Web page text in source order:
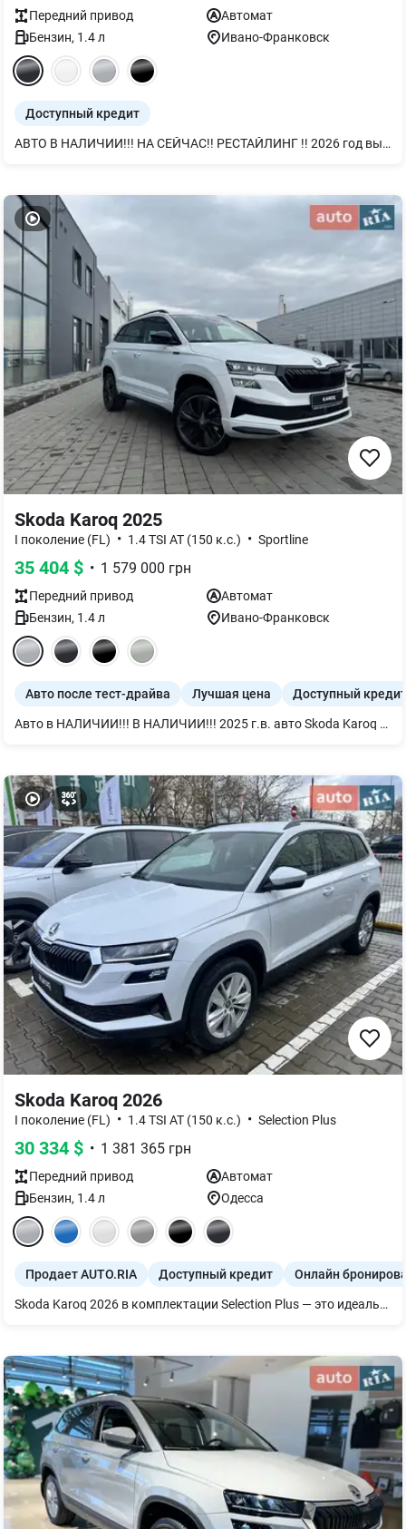
Передний привод
Автомат
Бензин, 1.4л Ивано-Франковск
Доступный кредит
АВТО В НАЛИЧИИ!!! НА СЕЙЧАС!! РЕСТАЙЛИНГ !! 2026 год выпуска. 2026 год Skoda Octavia NEW SELECTION + 1.4 TSI 110 KW, 150 л.с. 8 ст. Автоматическая КПП AISIN, В сером цвете металлик Graphite Crey 5X5X Дополнительные опции: - Задний и передний парктроник "PARK DISTANCE CONTROL" - Виртуальная панель приборов - Выбор профиля вождения "DRIVING MODE SELECTION" - автоматическое переключение дальний ближний свет За более подробной информацией обращайтесь по номеру телефона.
Skoda Karoq 2025
I поколение (FL) • 1.4 TSI AT (150 к.с.) • Sportline
35 404 $ • 1 579 000 грн
Передний привод
Автомат
Бензин, 1.4л Ивано-Франковск
Авто после тест-драйва Лучшая цена Доступный кредит
Авто в НАЛИЧИИ!!! В НАЛИЧИИ!!! 2025 г.в. авто Skoda Karoq SPORTLINE 1.4TSI 110kw / 150 л.с. 8 AT гидротрансформатор AISIN (Автоматическая КПП) в белом цвете металлик MOON 2Y2Y Авто из тестового парка SPORTLINE с дополнительными опциями: – Электрический багажник Виртуальная педаль с взмахом ноги – Лобовое стекло с подогревом – Подогрев передних и задних сидений – Панорамный люк Стоимость авто 1 579 000 грн с НДС. Мы работаем, свет есть (если нет, то у нас работает генератор). За более подробной информацией обращайтесь по номеру телефона
Skoda Karoq 2026
I поколение (FL) • 1.4 TSI AT (150 к.с.) • Selection Plus
30 334 $ • 1 381 365 грн
Передний привод
Автомат
Бензин, 1.4л Одесса
Продает AUTO.RIA Доступный кредит Онлайн
Skoda Karoq 2026 в комплектации Selection Plus — это идеальный выбор для тех, кто ищет проверенную надежность в сочетании с расширенным перечнем современных удобств, что делает каждую поездку максимально выгодной и комфортной. Главная ценность этой модели заключается в гармоничном тандеме мощного 150-сильного двигателя 1.4 TSI и классического 8-ступенчатого «автомата», что обеспечивает не только приятную динамику и топливную экономичность, но и высокий уровень эксплуатационной надежности. Выбирая версию Selection Plus, вы инвестируете в свой ежедневный покой: цифровая панель приборов, расширенная мультимедиа и интеллектуальные помощники водителя создают ощущение автомобиля высшего сегмента, сохраняя при этом фирменную практичность Simply Clever. Это взвешенное решение для владельца, который ценит баланс между технологичностью, уютом семейного кроссовера и гарантированной высокой стоимостью автомобиля на рынке в будущем.